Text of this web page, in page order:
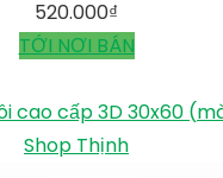
520.000₫
TỚI NƠI BÁN
cao cấp 3D 30x60
Shop Thịnh